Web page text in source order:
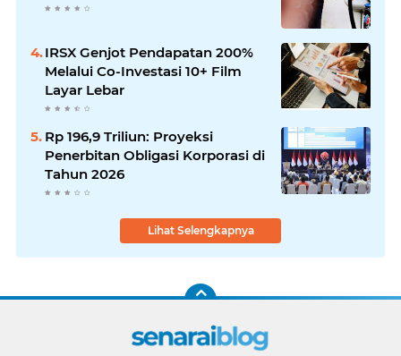
IRSX Genjot Pendapatan 200%
Melalui Co-Investasi 10+ Film
Layar Lebar
Rp 196,9 Triliun: Proyeksi
Penerbitan Obligasi Korporasi di
Tahun 2026
Lihat Selengkapnya